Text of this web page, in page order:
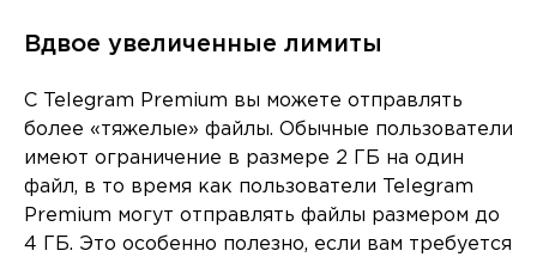
Вдвое увеличенные лимиты
С Telegram Premium вы можете отправлять
более «тяжелые» файлы. Обычные пользователи
имеют ограничение в размере 2 ГБ на один
файл, в то время как пользователи Telegram
Premium могут отправлять файлы размером до
4 ГБ. Это особенно полезно, если вам требуется